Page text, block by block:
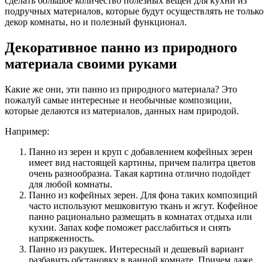
подручных материалов, которые будут осуществлять не только
декор комнаты, но и полезный функционал.
Декоративное панно из природного
материала своими руками
Какие же они, эти панно из природного материала? Это
пожалуй самые интересные и необычные композиции,
которые делаются из материалов, данных нам природой.
Например:
Панно из зерен и круп с добавлением кофейных зерен
имеет вид настоящей картины, причем палитра цветов
очень разнообразна. Такая картина отлично подойдет
для любой комнаты.
Панно из кофейных зерен. Для фона таких композиций
часто используют мешковитую ткань и жгут. Кофейное
панно рационально размещать в комнатах отдыха или
кухни. Запах кофе поможет расслабиться и снять
напряженность.
Панно из ракушек. Интересный и дешевый вариант